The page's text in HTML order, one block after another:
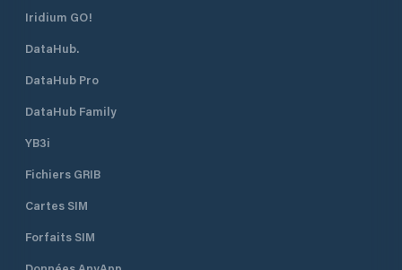
Iridium GO!
DataHub.
DataHub Pro
DataHub Family
YB3i
Fichiers GRIB
Cartes SIM
Forfaits SIM